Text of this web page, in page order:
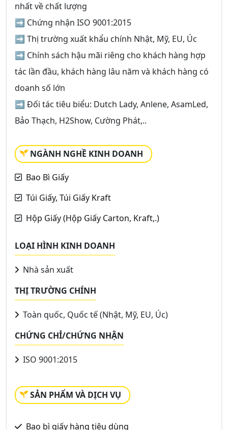
nhất về chất lượng
➡ Chứng nhận ISO 9001:2015
➡ Thị trường xuất khẩu chính Nhật, Mỹ, EU, Úc
➡ Chính sách hậu mãi riêng cho khách hàng hợp
tác lần đầu, khách hàng lâu năm và khách hàng có
doanh số lớn
➡ Đối tác tiêu biểu: Dutch Lady, Anlene, AsamLed,
Bảo Thạch, H2Show, Cường Phát,..
NGÀNH NGHỀ KINH DOANH
Bao Bì Giấy
Túi Giấy, Túi Giấy Kraft
Hộp Giấy (Hộp Giấy Carton, Kraft,.)
LOẠI HÌNH KINH DOANH
Nhà sản xuất
THỊ TRƯỜNG CHÍNH
Toàn quốc, Quốc tế (Nhật, Mỹ, EU, Úc)
CHỨNG CHỈ/CHỨNG NHẬN
ISO 9001:2015
SẢN PHẨM VÀ DỊCH VỤ
Bao bì giấy hàng tiêu dùng